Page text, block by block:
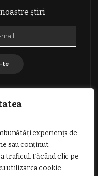
experiența de
sau conținut
traficul. Făcând clic pe
utilizarea cookie-
știri
te
DE UTILIZARE
DESPRE NOI